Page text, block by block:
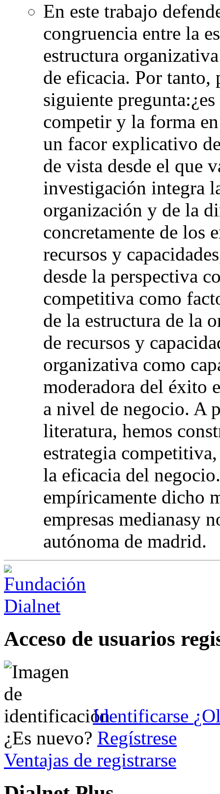
En este trabajo
congruencia entre la
estructura
de eficacia. Por tanto,
siguiente
competir y la forma
un facor explicativo
de vista desde el que
investigación integra
organización y de la
concretamente de los
recursos y
desde la perspectiva
competitiva como
de la estructura de la
de recursos y
organizativa como
moderadora del éxito
a nivel de negocio. A
literatura, hemos
estrategia
la eficacia del
empíricamente dicho
empresas medianasy
autónoma de madrid.
Acceso de usuarios
Identificarse
¿Es nuevo? Regístrese
Ventajas de registrarse